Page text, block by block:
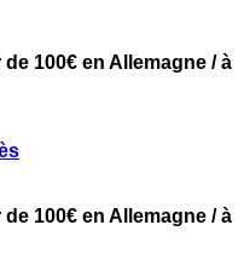
100€ en Allemagne / à
100€ en Allemagne / à